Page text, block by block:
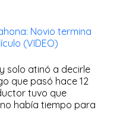
Novio termina
(VIDEO)
solo atinó a decirle
que pasó hace 12
tuvo que
había tiempo para